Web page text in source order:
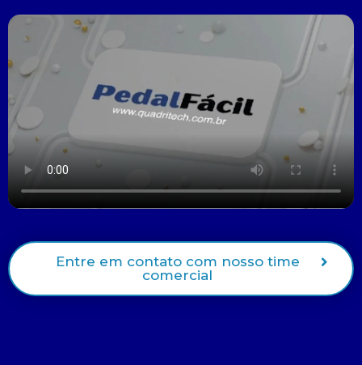
Entre em contato com nosso time
comercial